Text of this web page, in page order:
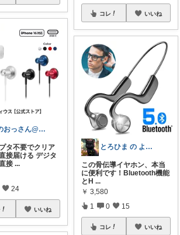
北のおっさん@ガジェット好き
タ不要でクリア
接届ける デジタ
接 ...
24
いいね
コレ いいね
とろひま の よろず屋～お得な商品たち～
この骨伝導イヤホン、本当
に便利です！Bluetooth機能
とH ...
￥ 3,580
1 0 15
コレ いいね